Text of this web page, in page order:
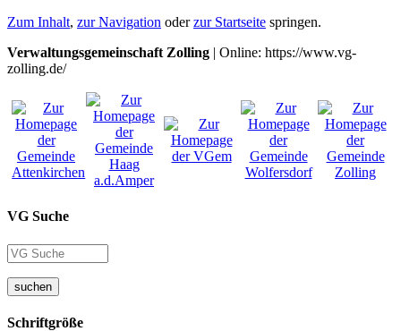
Zum Inhalt, zur Navigation oderzur Startseite springen.
Verwaltungsgemeinschaft Zolling | Online: https://www.vg-
zolling.de/
VG Suche
suchen
Schriftgröße